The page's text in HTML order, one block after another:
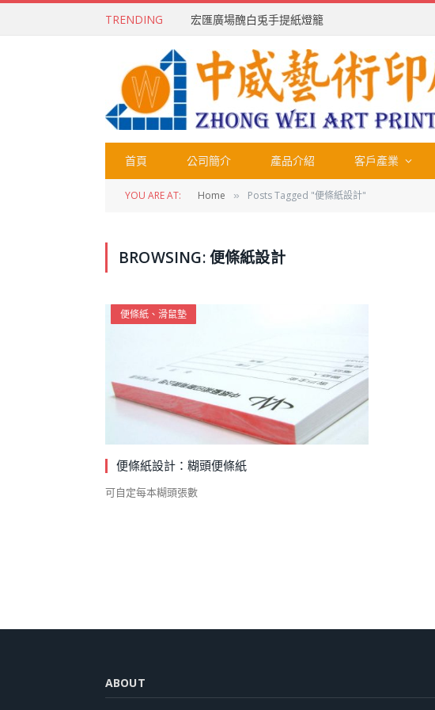
TRENDING 宏匯廣場醜白兎手提紙燈籠
首頁 公司簡介 產品介紹 客戶產業
YOU ARE AT: Home » Posts Tagged "便條紙設計"
BROWSING:便條紙設計
便條紙、滑鼠墊
便條紙設計：糊頭便條紙
可自定每本糊頭張數
ABOUT